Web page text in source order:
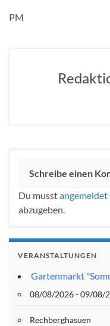
PM
Schreibe einen
Du musstangemeldet
abzugeben.
VERANSTALTUNGEN
Gartenmarkt
08/08/2026 - 09/08/
Rechberghasuen